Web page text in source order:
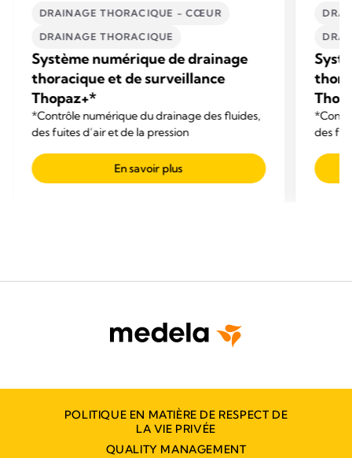
DRAINAGE THORACIQUE - CŒUR
DRAINAGE THORACIQUE
Système numérique de drainage
thoracique et de surveillance
Thopaz+*
*Contrôle numérique du drainage des fluides,
des fuites d’air et de la pression
En savoir plus
des
POLITIQUE EN MATIÈRE DE RESPECT DE
LA VIE PRIVÉE
QUALITY MANAGEMENT